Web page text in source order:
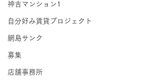
神吉マンション1
自分好み賃貸プロジェクト
網島サンク
募集
店舗事務所